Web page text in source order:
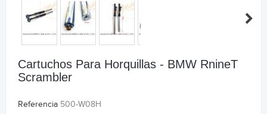
Cartuchos Para Horquillas - BMW RnineT
Scrambler
Referencia 500-W08H